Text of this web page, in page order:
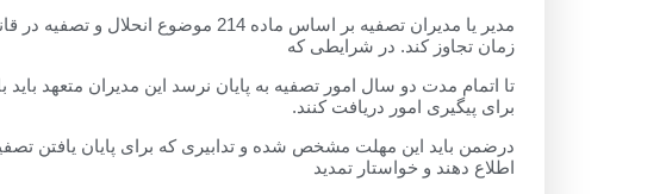
مدیر یا مدیران تصفیه بر اساس ماده 214
زمان تجاوز کند. در شرایطی که
تا اتمام مدت دو سال امور تصفیه به پایان نرسد این مدیران متعهد
برای پیگیری امور دریافت کنند.
درضمن باید این مهلت مشخص شده و تدابیری که برای پایان یافتن
اطلاع دهند و خواستار تمدید